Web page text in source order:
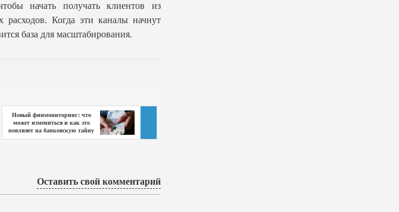
начать получать клиентов из
расходов. Когда эти каналы начнут
база для масштабирования.
Новый финмониторинг: что
может измениться и как это
повлияет на банковскую тайну
Оставить свой комментарий